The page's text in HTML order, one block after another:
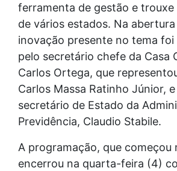
ferramenta de gestão e
de vários estados. Na
inovação presente no tema foi
pelo secretário chefe da Casa
Carlos Ortega, que
Carlos Massa Ratinho Júnior,
secretário de Estado da
Previdência, Claudio Stabile.
A programação, que começou
encerrou na quarta-feira (4)